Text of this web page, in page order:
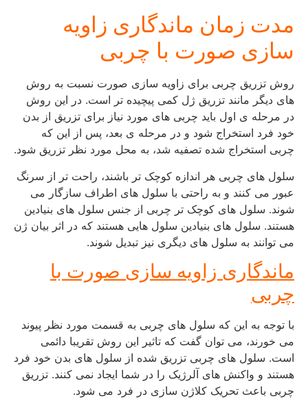
مدت زمان ماندگاری زاویه
سازی صورت با چربی
روش تزریق چربی برای زاویه سازی صورت نسبت به روش
های دیگر مانند تزریق ژل کمی پیچیده تر است. در این روش
در مرحله ی اول باید چربی های مورد نیاز برای تزریق از بدن
خود فرد استخراج شود و در مرحله ی بعد، پس از این که
چربی استخراج شده تصفیه شد، به محل مورد نظر تزریق شود.
سلول های چربی هر اندازه کوچک تر باشند، راحت تر از سرنگ
عبور می کنند و به راحتی با سلول های اطراف سازگار می
شوند. سلول های کوچک تر چربی از جنس سلول های بنیادین
هستند. سلول های بنیادین سلول هایی هستند که در اثر بیان ژن
می توانند به سلول های دیگری نیز تبدیل شوند.
ماندگاری زاویه سازی صورت با
چربی
با توجه به این که سلول های چربی به قسمت مورد نظر پیوند
می خورند، می توان گفت که تاثیر این روش تقریبا دائمی
است. سلول های چربی تزریق شده از سلول های بدن خود فرد
هستند و واکنش های آلرژیک را در شما ایجاد نمی کنند. تزریق
چربی باعث تحریک کلاژن سازی در فرد می شود.